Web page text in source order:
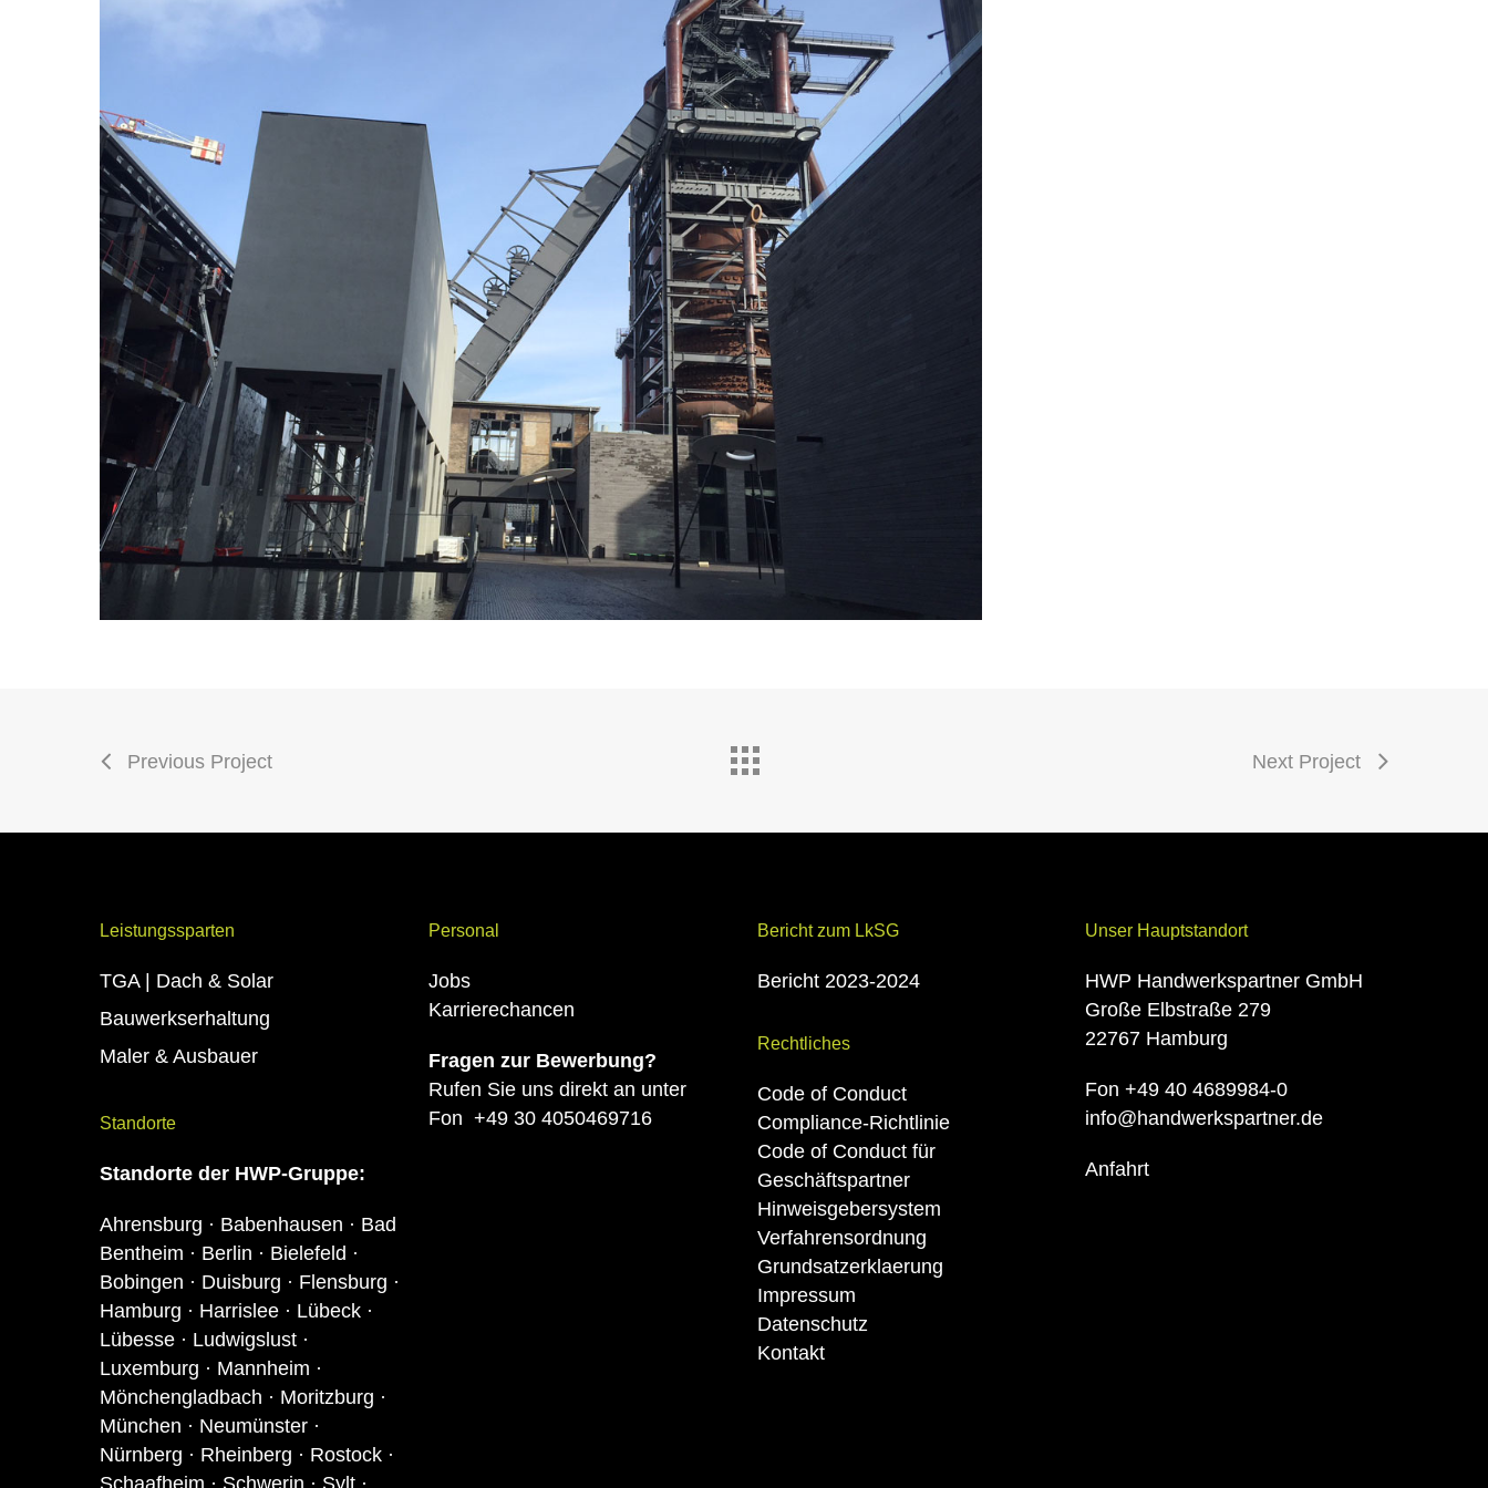
Previous Project Next Project
Leistungssparten
TGA | Dach & Solar
Bauwerkserhaltung
Maler & Ausbauer
Standorte
Standorte der HWP-Gruppe:
Ahrensburg · Babenhausen · Bad
Bentheim · Berlin · Bielefeld ·
Bobingen · Duisburg · Flensburg ·
Hamburg · Harrislee · Lübeck ·
Lübesse · Ludwigslust ·
Luxemburg · Mannheim ·
Mönchengladbach · Moritzburg ·
München · Neumünster ·
Nürnberg · Rheinberg · Rostock ·
Schaafheim · Schwerin · Sylt ·
Personal
Jobs
Karrierechancen
Fragen zur Bewerbung?
Rufen Sie uns direkt an unter
Fon +49 30 4050469716
Bericht zum LkSG
Bericht 2023-2024
Rechtliches
Code of Conduct
Compliance-Richtlinie
Code of Conduct für
Geschäftspartner
Hinweisgebersystem
Verfahrensordnung
Grundsatzerklaerung
Impressum
Datenschutz
Kontakt
Unser Hauptstandort
HWP Handwerkspartner GmbH
Große Elbstraße 279
22767 Hamburg
Fon +49 40 4689984-0
info@handwerkspartner.de
Anfahrt